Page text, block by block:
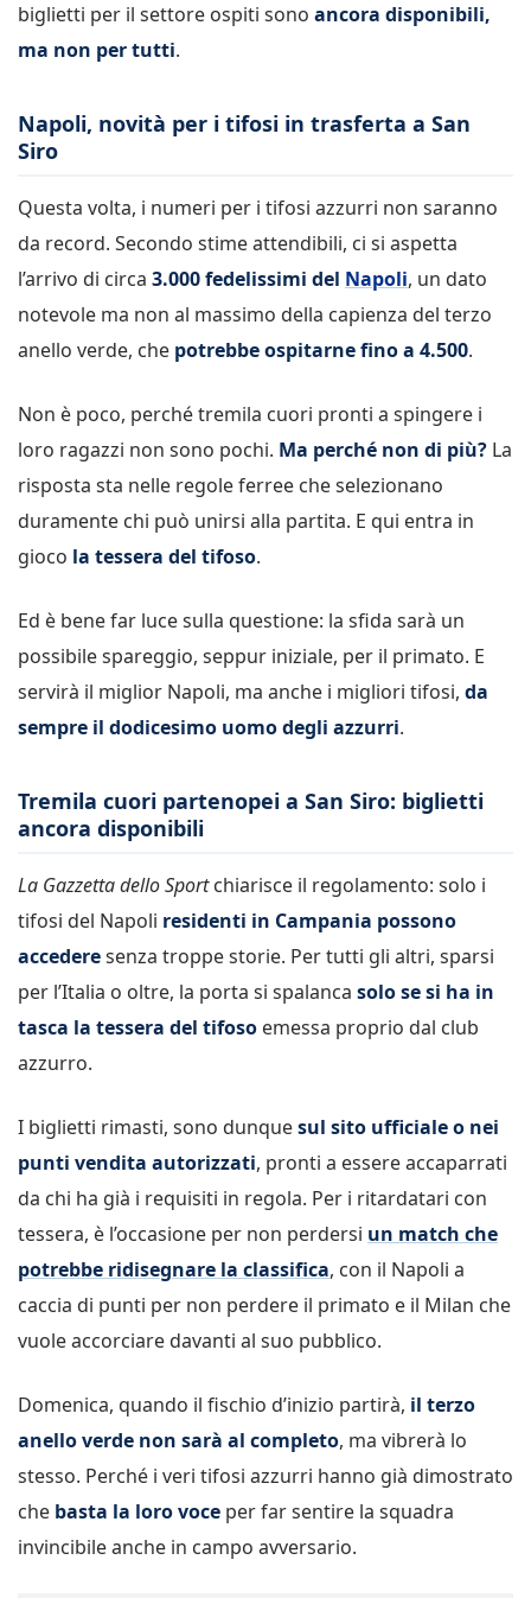
biglietti per il settore ospiti sono ancora disponibili,
ma non per tutti.
Napoli, novità per i tifosi in trasferta a San
Siro
Questa volta, i numeri per i tifosi azzurri non saranno
da record. Secondo stime attendibili, ci si aspetta
l’arrivo di circa 3.000 fedelissimi del Napoli, un dato
notevole ma non al massimo della capienza del terzo
anello verde, che potrebbe ospitarne fino a 4.500.
Non è poco, perché tremila cuori pronti a spingere i
loro ragazzi non sono pochi. Ma perché non di più? La
risposta sta nelle regole ferree che selezionano
duramente chi può unirsi alla partita. E qui entra in
gioco la tessera del tifoso.
Ed è bene far luce sulla questione: la sfida sarà un
possibile spareggio, seppur iniziale, per il primato. E
servirà il miglior Napoli, ma anche i migliori tifosi, da
sempre il dodicesimo uomo degli azzurri.
Tremila cuori partenopei a San Siro: biglietti
ancora disponibili
La Gazzetta dello Sportchiarisce il regolamento: solo i
tifosi del Napoli residenti in Campania possono
accederesenza troppe storie. Per tutti gli altri, sparsi
per l’Italia o oltre, la porta si spalanca solo se si ha in
tasca la tessera del tifoso emessa proprio dal club
azzurro.
I biglietti rimasti, sono dunquesul sito ufficiale o nei
punti vendita autorizzati, pronti a essere accaparrati
da chi ha già i requisiti in regola. Per i ritardatari con
tessera, è l’occasione per non perdersi un match che
potrebbe ridisegnare la classifica, con il Napoli a
caccia di punti per non perdere il primato e il Milan che
vuole accorciare davanti al suo pubblico.
Domenica, quando il fischio d’inizio partirà, il terzo
anello verde non sarà al completo, ma vibrerà lo
stesso. Perché i veri tifosi azzurri hanno già dimostrato
che basta la loro voce per far sentire la squadra
invincibile anche in campo avversario.